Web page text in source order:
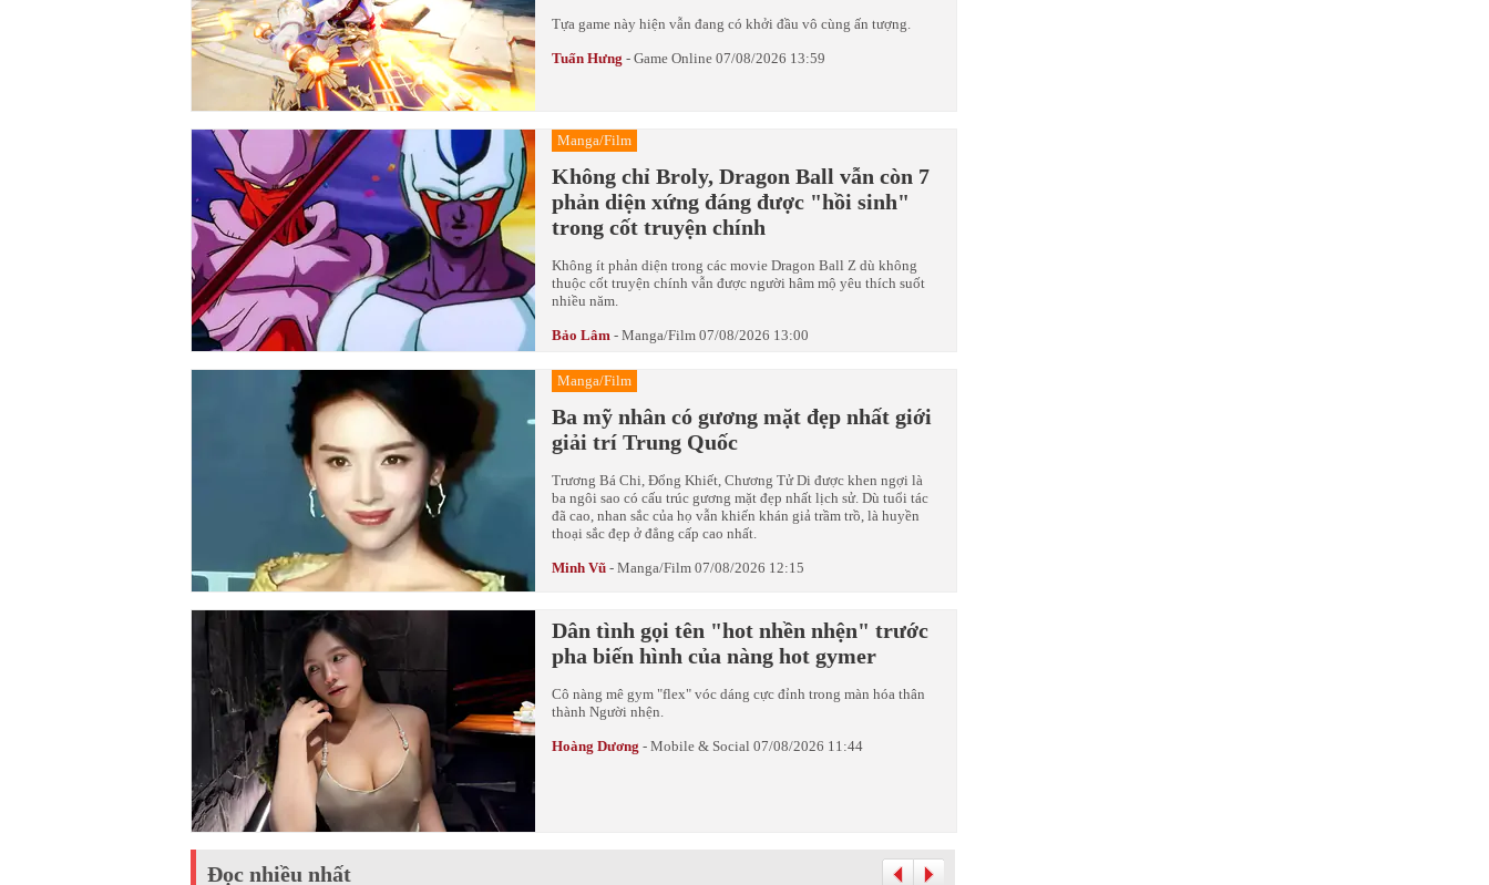
Tựa game này hiện vẫn đang có khởi đầu vô cùng ấn tượng.
Tuấn Hưng - Game Online 07/08/2026 13:59
Manga/Film
Không chỉ Broly, Dragon Ball vẫn còn 7
phản diện xứng đáng được "hồi sinh"
trong cốt truyện chính
Không ít phản diện trong các movie Dragon Ball Z dù không
thuộc cốt truyện chính vẫn được người hâm mộ yêu thích suốt
nhiều năm.
Bảo Lâm - Manga/Film 07/08/2026 13:00
Manga/Film
Ba mỹ nhân có gương mặt đẹp nhất giới
giải trí Trung Quốc
Trương Bá Chi, Đổng Khiết, Chương Tử Di được khen ngợi là
ba ngôi sao có cấu trúc gương mặt đẹp nhất lịch sử. Dù tuổi tác
đã cao, nhan sắc của họ vẫn khiến khán giả trầm trồ, là huyền
thoại sắc đẹp ở đẳng cấp cao nhất.
Minh Vũ - Manga/Film 07/08/2026 12:15
Dân tình gọi tên "hot nhền nhện" trước
pha biến hình của nàng hot gymer
Cô nàng mê gym "flex" vóc dáng cực đỉnh trong màn hóa thân
thành Người nhện.
Hoàng Dương - Mobile & Social 07/08/2026 11:44
Đọc nhiều nhất